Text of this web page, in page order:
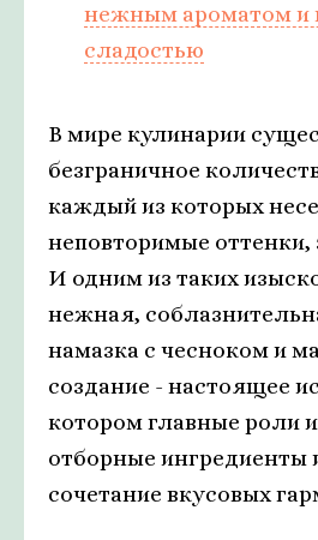
нежным ароматом и
сладостью
В мире кулинарии
безграничное
каждый из которых
неповторимые оттенки,
И одним из таких
нежная,
намазка с чесноком и
создание - настоящее
котором главные роли
отборные ингредиенты
сочетание вкусовых